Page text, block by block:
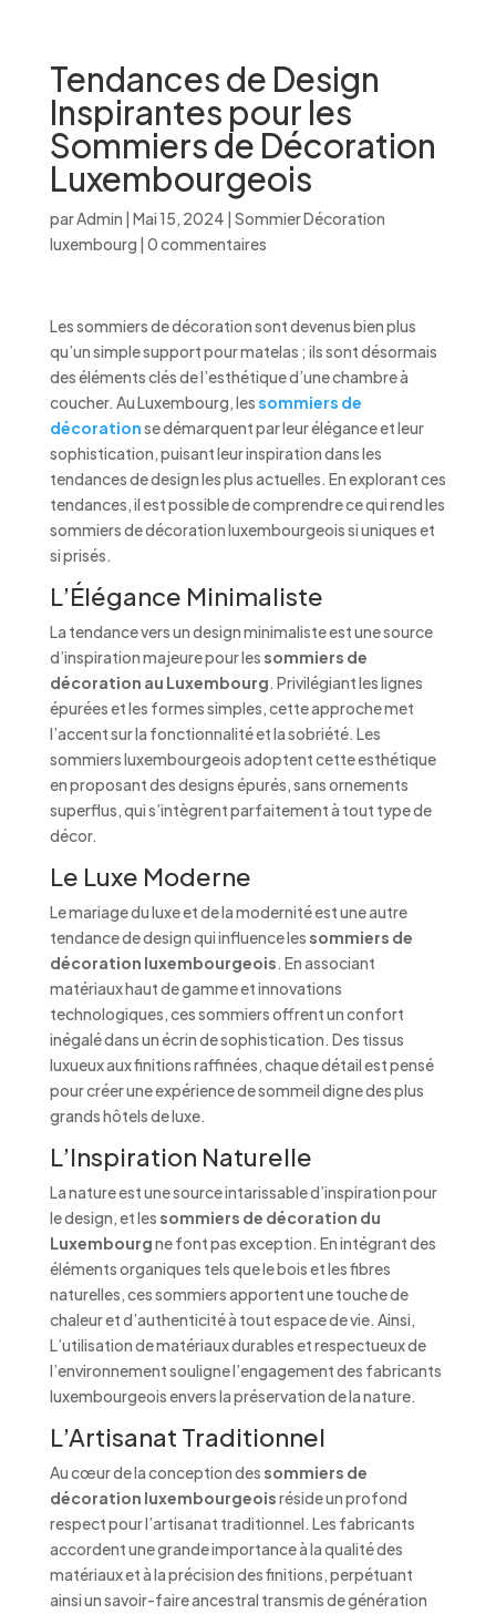
Tendances de Design
Inspirantes pour les
Sommiers de Décoration
Luxembourgeois
parAdmin | Mai 15, 2024 | Sommier Décoration
luxembourg | 0 commentaires
Les sommiers de décoration sont devenus bien plus
qu’un simple support pour matelas ; ils sont désormais
des éléments clés de l’esthétique d’une chambre à
coucher. Au Luxembourg, lessommiers de
décorationse démarquent par leur élégance et leur
sophistication, puisant leur inspiration dans les
tendances de design les plus actuelles. En explorant ces
tendances, il est possible de comprendre ce qui rend les
sommiers de décoration luxembourgeois si uniques et
si prisés.
L’Élégance Minimaliste
La tendance vers un design minimaliste est une source
d’inspiration majeure pour les sommiers de
décoration au Luxembourg. Privilégiant les lignes
épurées et les formes simples, cette approche met
l’accent sur la fonctionnalité et la sobriété. Les
sommiers luxembourgeois adoptent cette esthétique
en proposant des designs épurés, sans ornements
superflus, qui s’intègrent parfaitement à tout type de
décor.
Le Luxe Moderne
Le mariage du luxe et de la modernité est une autre
tendance de design qui influence les sommiers de
décoration luxembourgeois. En associant
matériaux haut de gamme et innovations
technologiques, ces sommiers offrent un confort
inégalé dans un écrin de sophistication. Des tissus
luxueux aux finitions raffinées, chaque détail est pensé
pour créer une expérience de sommeil digne des plus
grands hôtels de luxe.
L’Inspiration Naturelle
La nature est une source intarissable d’inspiration pour
le design, et les sommiers de décoration du
Luxembourgne font pas exception. En intégrant des
éléments organiques tels que le bois et les fibres
naturelles, ces sommiers apportent une touche de
chaleur et d’authenticité à tout espace de vie. Ainsi,
L’utilisation de matériaux durables et respectueux de
l’environnement souligne l’engagement des fabricants
luxembourgeois envers la préservation de la nature.
L’Artisanat Traditionnel
Au cœur de la conception des sommiers de
décoration luxembourgeoisréside un profond
respect pour l’artisanat traditionnel. Les fabricants
accordent une grande importance à la qualité des
matériaux et à la précision des finitions, perpétuant
ainsi un savoir-faire ancestral transmis de génération